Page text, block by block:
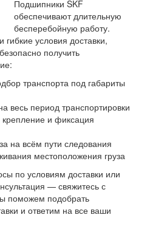
Подшипники SKF
обеспечивают длительную
бесперебойную работу.
условия доставки,
получить
транспорта под габариты
весь период транспортировки
и фиксация
на всём пути следования
местоположения груза
по условиям доставки или
— свяжитесь с
поможем подобрать
и ответим на все ваши